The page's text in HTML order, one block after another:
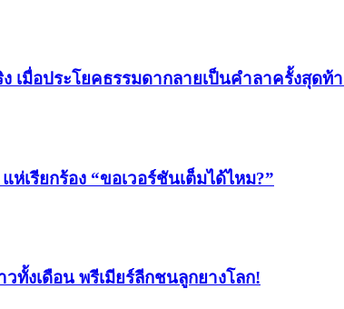
เมื่อประโยคธรรมดากลายเป็นคำลาครั้งสุดท้
เรียกร้อง “ขอเวอร์ชันเต็มได้ไหม?”
ทั้งเดือน พรีเมียร์ลีกชนลูกยางโลก!